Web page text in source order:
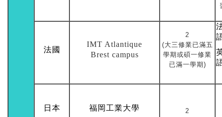
法國
IMT Atlantique
Brest campus
2
(大三修業已滿五
學期或碩一修業
已滿一學期)
日本 福岡工業大學 2